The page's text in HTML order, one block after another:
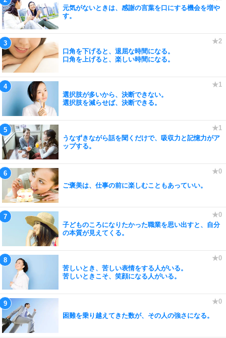
元気がないときは、感謝の言葉を口にする機会を増や
す。
口角を下げると、退屈な時間になる。
口角を上げると、楽しい時間になる。
選択肢が多いから、決断できない。
選択肢を減らせば、決断できる。
うなずきながら話を聞くだけで、吸収力と記憶力がア
ップする。
ご褒美は、仕事の前に楽しむこともあっていい。
子どものころになりたかった職業を思い出すと、自分
の本質が見えてくる。
苦しいとき、苦しい表情をする人がいる。
苦しいときこそ、笑顔になる人がいる。
困難を乗り越えてきた数が、その人の強さになる。